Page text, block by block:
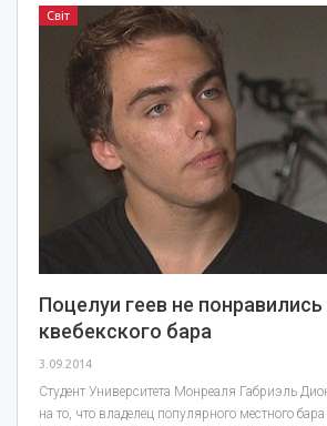
Світ
Поцелуи геев не понравились
квебекского бара
3.09.2014
Студент Университета Монреаля Габриэль
на то, что владелец популярного местного